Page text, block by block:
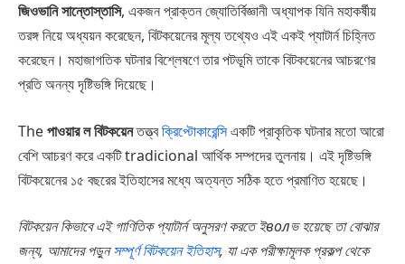
জিওভানি সান্তোস্তাসি, একজন প্রাক্তন জ্যোতির্বিজ্ঞানী অধ্যাপক যিনি মহাকর্ষীয়
তরঙ্গ নিয়ে অধ্যয়ন করেছেন, বিটকয়েনের মূল্য তথ্যেও এই একই প্যাটার্ন চিহ্নিত
করেছেন। মহাজাগতিক ঘটনার বিশ্লেষণে তার পটভূমি তাকে বিটকয়েনের আচরণের
প্রতি অনন্য দৃষ্টিভঙ্গি দিয়েছে।
Theপাওয়ার ল বিটকয়েনতত্ত্বক্রিপ্টোকারেন্সিএকটি প্রাকৃতিক ঘটনার মতো আরো
বেশি আচরণ করে একটি tradicional আর্থিক সম্পদের তুলনায়। এই দৃষ্টিভঙ্গি
বিটকয়েনের ১৫ বছরের ইতিহাসের মধ্যে অত্যন্ত সঠিক হতে প্রমাণিত হয়েছে।
বিটকয়েন কিভাবে এই গাণিতিক প্যাটার্ন অনুসরণ করতে ইволভ হয়েছে তা বোঝার
জন্য, আমাদের পড়ুনসম্পূর্ণ বিটকয়েন ইতিহাস, যা এক পরীক্ষামূলক প্রকল্প থেকে